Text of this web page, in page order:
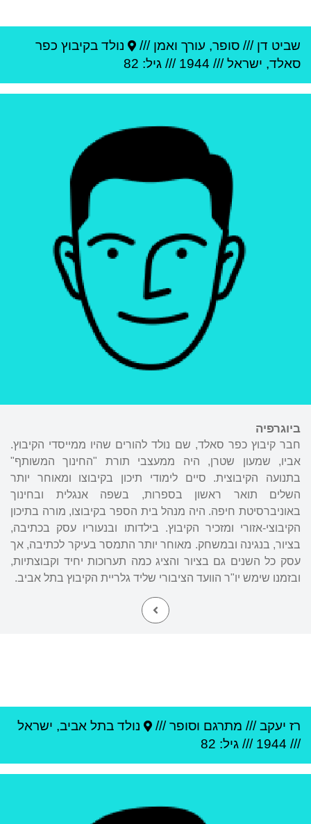
שביט דן /// סופר, עורך ואמן /// נולד בקיבוץ כפר
סאלד, ישראל///
1944 /// גיל: 82
ביוגרפיה
חבר קיבוץ כפר סאלד, שם נולד להורים שהיו ממייסדי הקיבוץ.
אביו, שמעון שטרן, היה ממעצבי תורת "החינוך המשותף"
בתנועה הקיבוצית. סיים לימודי תיכון בקיבוצו ומאוחר יותר
השלים תואר ראשון בספרות, בשפה אנגלית ובחינוך
באוניברסיטת חיפה. היה מנהל בית הספר בקיבוצו, מורה בתיכון
הקיבוצי-אזורי ומזכיר הקיבוץ. בילדותו ובנעוריו עסק בכתיבה,
בציור, בנגינה ובמשחק. מאוחר יותר התמסר בעיקר לכתיבה, אך
עסק כל השנים גם בציור והציג כמה תערוכות יחיד וקבוצתיות,
ובזמנו שימש יו"ר הוועד הציבורי שליד גלריית הקיבוץ בתל אביב.
רז יעקב/// מתרגם וסופר /// נולד בתל אביב, ישראל
///
1944 /// גיל: 82